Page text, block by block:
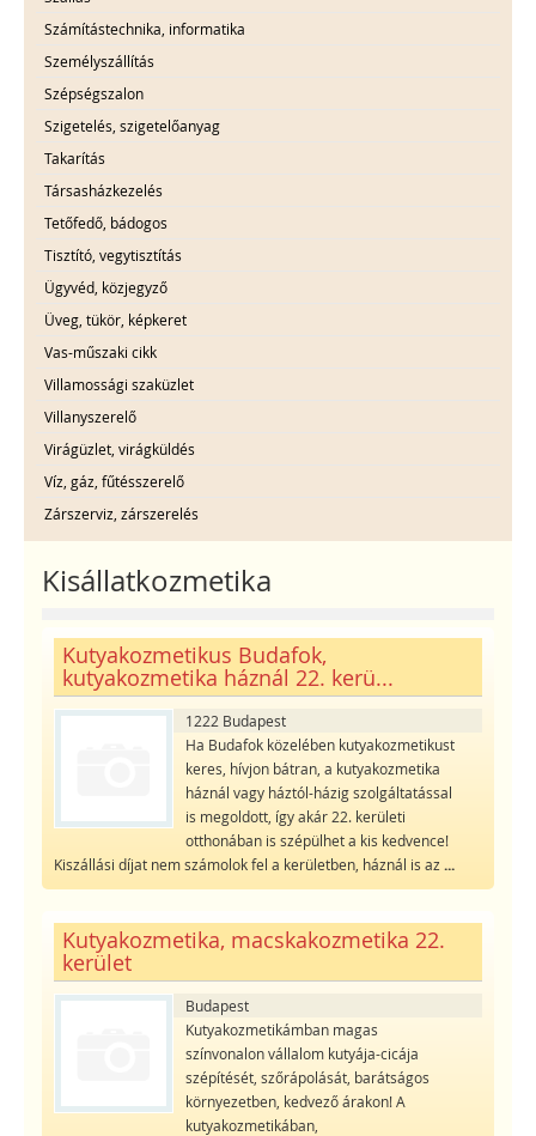
Számítástechnika, informatika
Személyszállítás
Szépségszalon
Szigetelés, szigetelőanyag
Takarítás
Társasházkezelés
Tetőfedő, bádogos
Tisztító, vegytisztítás
Ügyvéd, közjegyző
Üveg, tükör, képkeret
Vas-műszaki cikk
Villamossági szaküzlet
Villanyszerelő
Virágüzlet, virágküldés
Víz, gáz, fűtésszerelő
Zárszerviz, zárszerelés
Kisállatkozmetika
Kutyakozmetikus Budafok,
kutyakozmetika háznál 22. kerü...
1222 Budapest
Ha Budafok közelében kutyakozmetikust
keres, hívjon bátran, a kutyakozmetika
háznál vagy háztól-házig szolgáltatással
is megoldott, így akár 22. kerületi
otthonában is szépülhet a kis kedvence!
Kiszállási díjat nem számolok fel a kerületben, háznál is az...
Kutyakozmetika, macskakozmetika 22.
kerület
Budapest
Kutyakozmetikámban magas
színvonalon vállalom kutyája-cicája
szépítését, szőrápolását, barátságos
környezetben, kedvező árakon! A
kutyakozmetikában,